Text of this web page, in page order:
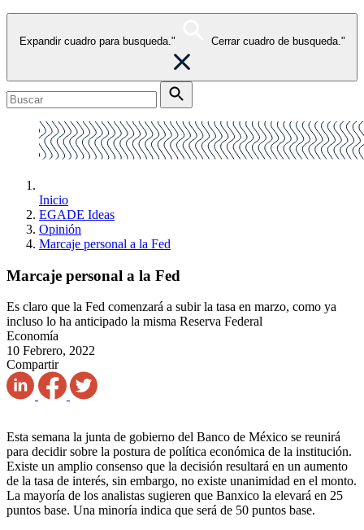
Expandir cuadro para busqueda." Cerrar cuadro de busqueda."
Inicio
EGADE Ideas
Opinión
Marcaje personal a la Fed
Marcaje personal a la Fed
Es claro que la Fed comenzará a subir la tasa en marzo, como ya
incluso lo ha anticipado la misma Reserva Federal
Economía
10 Febrero, 2022
Compartir
Esta semana la junta de gobierno del Banco de México se reunirá
para decidir sobre la postura de política económica de la institución.
Existe un amplio consenso que la decisión resultará en un aumento
de la tasa de interés, sin embargo, no existe unanimidad en el monto.
La mayoría de los analistas sugieren que Banxico la elevará en 25
puntos base. Una minoría indica que será de 50 puntos base.